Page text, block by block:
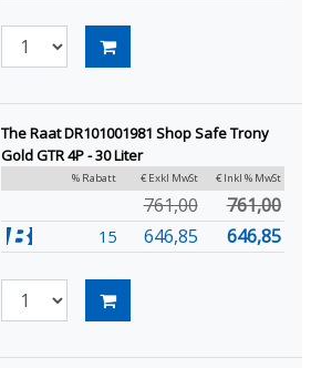
The Raat DR101001981 Shop Safe Trony
Gold GTR 4P - 30 Liter
% Rabatt € Exkl MwSt € Inkl % MwSt
761,00 761,00
15 646,85 646,85